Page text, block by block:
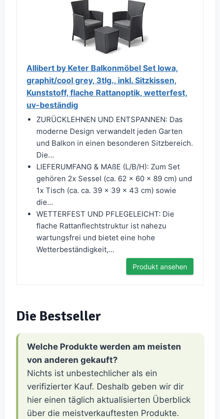
Allibert by Keter Balkonmöbel Set Iowa,
graphit/cool grey, 3tlg., inkl. Sitzkissen,
Kunststoff, flache Rattanoptik, wetterfest,
uv-beständig
ZURÜCKLEHNEN UND ENTSPANNEN: Das
moderne Design verwandelt jeden Garten
und Balkon in einen besonderen Sitzbereich.
Die...
LIEFERUMFANG & MAßE (L/B/H): Zum Set
gehören 2x Sessel (ca. 62 x 60 x 89 cm) und
1x Tisch (ca. ca. 39 x 39 x 43 cm) sowie
die...
WETTERFEST UND PFLEGELEICHT: Die
flache Rattanflechtstruktur ist nahezu
wartungsfrei und bietet eine hohe
Wetterbeständigkeit,...
Produkt ansehen
Die Bestseller
Welche Produkte werden am meisten
von anderen gekauft?
Nichts ist unbestechlicher als ein
verifizierter Kauf. Deshalb geben wir dir
hier einen täglich aktualisierten Überblick
über die meistverkauftesten Produkte.